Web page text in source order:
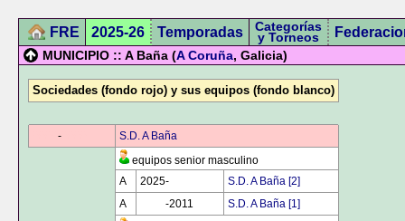
FRE 2025-26 Temporadas Categorías
y Torneos
MUNICIPIO :: A Baña (A Coruña, Galicia)
Sociedades (fondo rojo) y sus equipos (fondo blanco)
-
S.D. A Baña
equipos senior masculino
A
2025-
S.D. A Baña [2]
A
-2011
S.D. A Baña [1]